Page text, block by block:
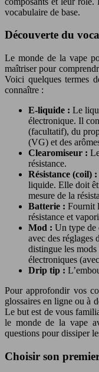
vocabulaire de base.
Découverte du
Le monde de la vape
maîtriser pour
Voici quelques termes
connaître :
E-liquide : Le
électronique. Il
(facultatif), du
(VG) et des
Clearomiseur :
résistance.
Résistance (coil) :
liquide. Elle doit
mesure de la
Batterie : Fournit
résistance et
Mod : Un type de
avec des réglages
distingue les
électroniques
Drip tip :
Pour approfondir vos
glossaires en ligne ou à
Le but est de vous
le monde de la vape
questions pour dissiper
Choisir son